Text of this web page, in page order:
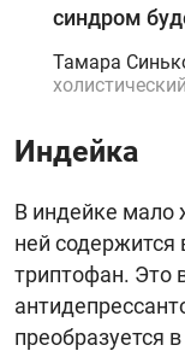
синдром
Тамара
Индейка
В индейке мало
ней
триптофан. Это
преобразуется в